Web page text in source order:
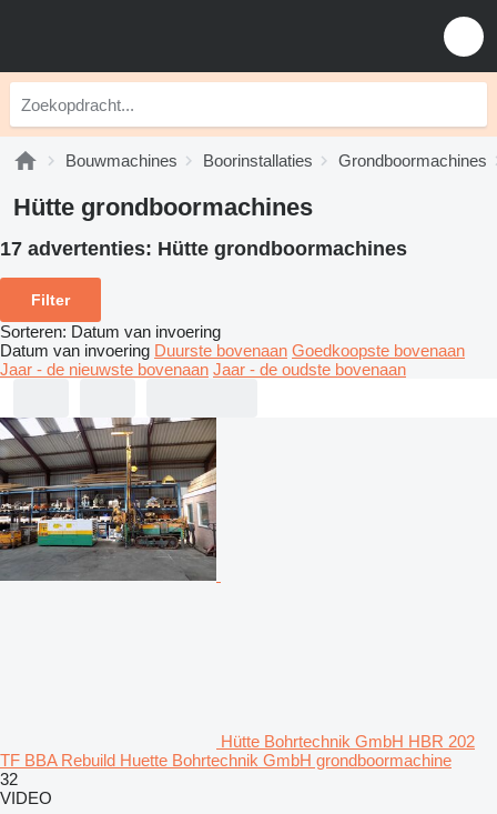
Bouwmachines Boorinstallaties Grondboormachines
Hütte grondboormachines
17 advertenties: Hütte grondboormachines
Filter
Sorteren: Datum van invoering
Datum van invoering Duurste bovenaan Goedkoopste bovenaan
Jaar - de nieuwste bovenaan Jaar - de oudste bovenaan
Hütte Bohrtechnik GmbH HBR 202
TF BBA Rebuild Huette Bohrtechnik GmbH grondboormachine
32
VIDEO